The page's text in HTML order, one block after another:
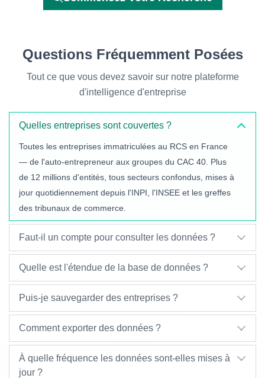
Questions Fréquemment Posées
Tout ce que vous devez savoir sur notre plateforme
d'intelligence d'entreprise
Quelles entreprises sont couvertes ?
Toutes les entreprises immatriculées au RCS en France
— de l'auto-entrepreneur aux groupes du CAC 40. Plus
de 12 millions d'entités, tous secteurs confondus, mises à
jour quotidiennement depuis l'INPI, l'INSEE et les greffes
des tribunaux de commerce.
Faut-il un compte pour consulter les données ?
Quelle est l'étendue de la base de données ?
Puis-je sauvegarder des entreprises ?
Comment exporter des données ?
À quelle fréquence les données sont-elles mises à
jour ?